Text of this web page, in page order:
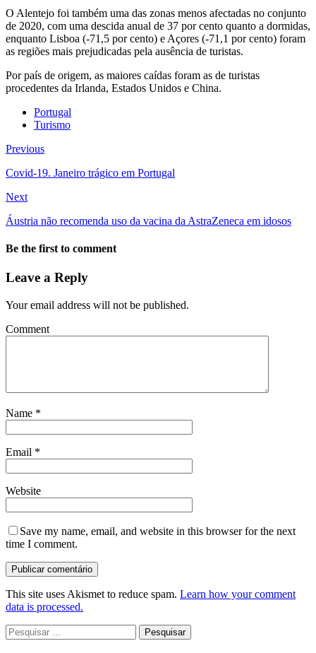
O Alentejo foi também uma das zonas menos afectadas no conjunto
de 2020, com uma descida anual de 37 por cento quanto a dormidas,
enquanto Lisboa (-71,5 por cento) e Açores (-71,1 por cento) foram
as regiões mais prejudicadas pela ausência de turistas.
Por país de origem, as maiores caídas foram as de turistas
procedentes da Irlanda, Estados Unidos e China.
Portugal
Turismo
Previous
Covid-19. Janeiro trágico em Portugal
Next
Áustria não recomenda uso da vacina da AstraZeneca em idosos
Be the first to comment
Leave a Reply
Your email address will not be published.
Comment
Name *
Email *
Website
Save my name, email, and website in this browser for the next
time I comment.
This site uses Akismet to reduce spam. Learn how your comment
data is processed.
Pesquisar
por: